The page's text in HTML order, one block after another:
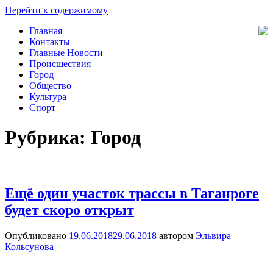
Перейти к содержимому
Новости
Таганрога
Общество,
Происшествия,
Спорт,
Новости
Города
Главная
Контакты
Главные Новости
Происшествия
Город
Общество
Культура
Спорт
Рубрика: Город
Ещё один участок трассы в Таганроге
будет скоро открыт
Опубликовано 19.06.201829.06.2018 автором Эльвира
Кольсунова